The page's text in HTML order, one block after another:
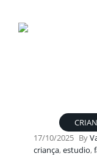
17/10/2025 By
criança,estudio,